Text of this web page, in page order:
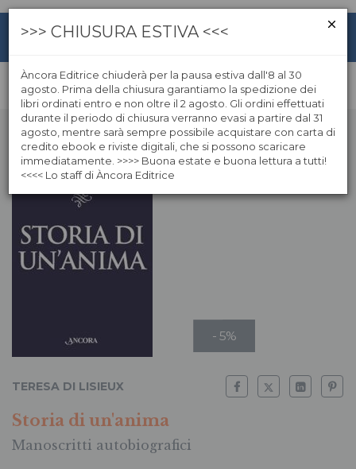
- 5%
TERESA DI LISIEUX
Storia di un'anima
Manoscritti autobiografici
>>> CHIUSURA ESTIVA <<<
Àncora Editrice chiuderà per la pausa estiva dall'8 al 30
agosto. Prima della chiusura garantiamo la spedizione dei
libri ordinati entro e non oltre il 2 agosto. Gli ordini effettuati
durante il periodo di chiusura verranno evasi a partire dal 31
agosto, mentre sarà sempre possibile acquistare con carta di
credito ebook e riviste digitali, che si possono scaricare
immediatamente. >>>> Buona estate e buona lettura a tutti!
<<<< Lo staff di Àncora Editrice